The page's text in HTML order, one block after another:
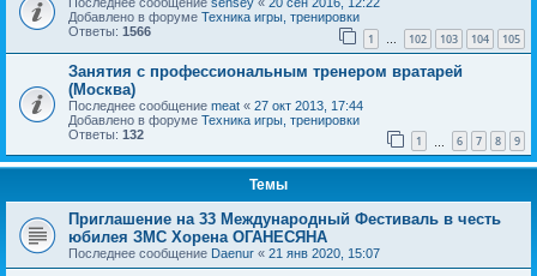
Добавлено в форуме Техника игры, тренировки
Ответы: 1566 1 … 102 103 104 105
Занятия с профессиональным тренером вратарей
(Москва)
Последнее сообщение meat « 27 окт 2013, 17:44
Добавлено в форуме Техника игры, тренировки
Ответы: 132 1 6 7 8 9
Темы
Приглашение на 33 Международный Фестиваль в честь
юбилея ЗМС Хорена ОГАНЕСЯНА
Последнее сообщение Daenur « 21 янв 2020, 15:07